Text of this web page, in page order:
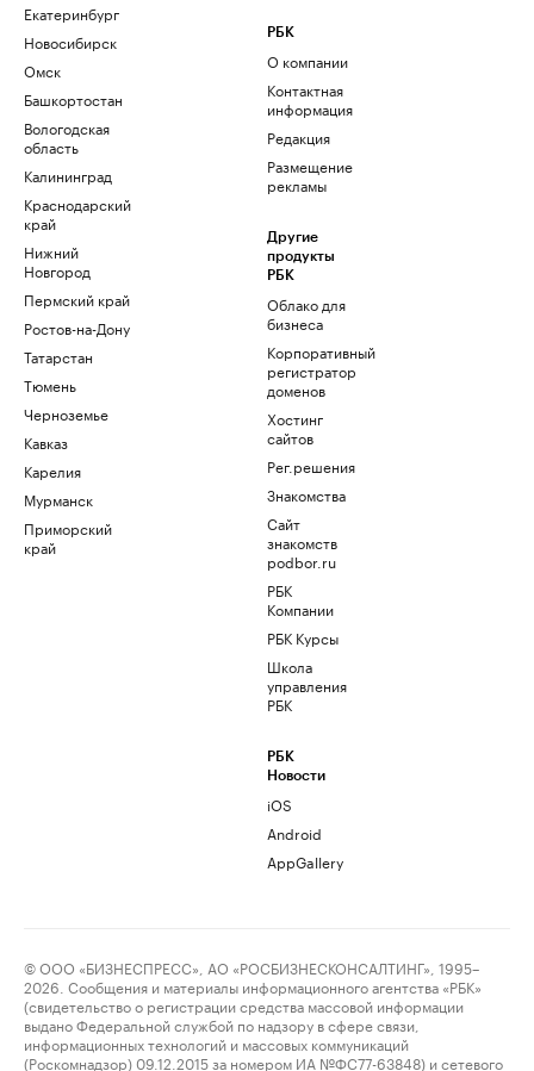
Екатеринбург
Новосибирск
Омск
Башкортостан
Вологодская
область
Калининград
Краснодарский
край
Нижний
Новгород
Пермский край
Ростов-на-Дону
Татарстан
Тюмень
Черноземье
Кавказ
Карелия
Мурманск
Приморский
край
РБК
О компании
Контактная
информация
Редакция
Размещение
рекламы
Другие
продукты
РБК
Облако для
бизнеса
Корпоративный
регистратор
доменов
Хостинг
сайтов
Рег.решения
Знакомства
Сайт
знакомств
podbor.ru
РБК
Компании
РБК Курсы
Школа
управления
РБК
РБК
Новости
iOS
Android
AppGallery
© ООО «БИЗНЕСПРЕСС», АО «РОСБИЗНЕСКОНСАЛТИНГ», 1995–
2026. Сообщения и материалы информационного агентства «РБК»
(свидетельство о регистрации средства массовой информации
выдано Федеральной службой по надзору в сфере связи,
информационных технологий и массовых коммуникаций
(Роскомнадзор) 09.12.2015 за номером ИА №ФС77-63848) и сетевого